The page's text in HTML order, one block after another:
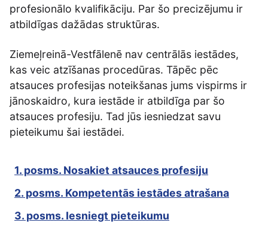
profesionālo kvalifikāciju. Par šo precizējumu ir
atbildīgas dažādas struktūras.
Ziemeļreinā-Vestfālenē nav centrālās iestādes,
kas veic atzīšanas procedūras. Tāpēc pēc
atsauces profesijas noteikšanas jums vispirms ir
jānoskaidro, kura iestāde ir atbildīga par šo
atsauces profesiju. Tad jūs iesniedzat savu
pieteikumu šai iestādei.
1. posms. Nosakiet atsauces profesiju
2. posms. Kompetentās iestādes atrašana
3. posms. Iesniegt pieteikumu